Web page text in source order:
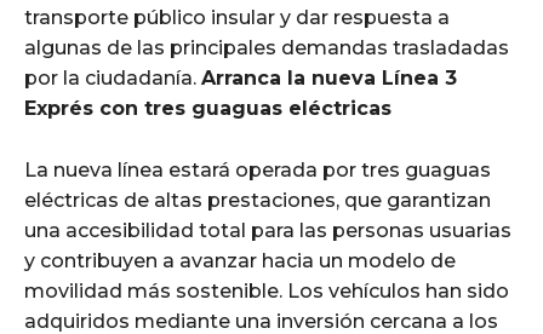
transporte público insular y dar respuesta a
algunas de las principales demandas trasladadas
por la ciudadanía. Arranca la nueva Línea 3
Exprés con tres guaguas eléctricas
La nueva línea estará operada por tres guaguas
eléctricas de altas prestaciones, que garantizan
una accesibilidad total para las personas usuarias
y contribuyen a avanzar hacia un modelo de
movilidad más sostenible. Los vehículos han sido
adquiridos mediante una inversión cercana a los